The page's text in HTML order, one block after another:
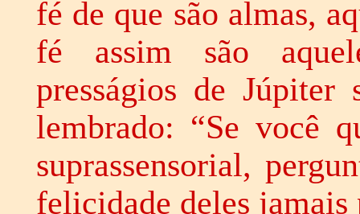
fé de que são almas,
fé assim são
presságios de
lembrado: “Se você
suprassensorial,
felicidade deles jamais